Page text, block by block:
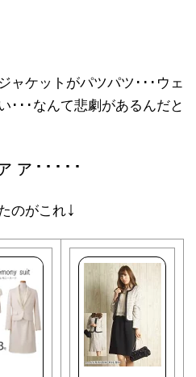
ャケットがパツパツ･･･ウェ
･･･なんて悲劇があるんだと
ァ･････
のがこれ↓